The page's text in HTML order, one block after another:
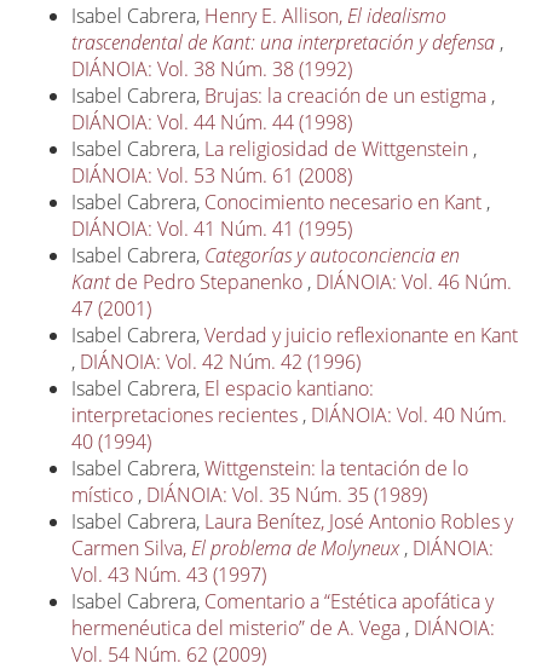
Isabel Cabrera, Henry E. Allison, El idealismo
trascendental de Kant: una interpretación y defensa ,
DIÁNOIA: Vol. 38 Núm. 38 (1992)
Isabel Cabrera, Brujas: la creación de un estigma ,
DIÁNOIA: Vol. 44 Núm. 44 (1998)
Isabel Cabrera, La religiosidad de Wittgenstein ,
DIÁNOIA: Vol. 53 Núm. 61 (2008)
Isabel Cabrera, Conocimiento necesario en Kant ,
DIÁNOIA: Vol. 41 Núm. 41 (1995)
Isabel Cabrera, Categorías y autoconciencia en
Kantde Pedro Stepanenko , DIÁNOIA: Vol. 46 Núm.
47 (2001)
Isabel Cabrera,Verdad y juicio reflexionante en Kant
, DIÁNOIA: Vol. 42 Núm. 42 (1996)
Isabel Cabrera, El espacio kantiano:
interpretaciones recientes , DIÁNOIA: Vol. 40 Núm.
40 (1994)
Isabel Cabrera,Wittgenstein: la tentación de lo
místico , DIÁNOIA: Vol. 35 Núm. 35 (1989)
Isabel Cabrera, Laura Benítez, José Antonio Robles y
Carmen Silva, El problema de Molyneux , DIÁNOIA:
Vol. 43 Núm. 43 (1997)
Isabel Cabrera, Comentario a “Estética apofática y
hermenéutica del misterio” de A. Vega , DIÁNOIA:
Vol. 54 Núm. 62 (2009)